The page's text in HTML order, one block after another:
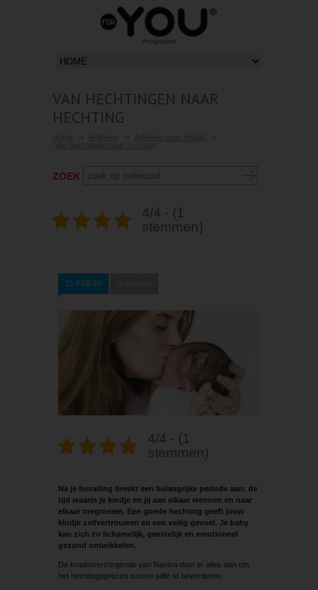
VAN HECHTINGEN NAAR
HECHTING
ZOEK
4/4 - (1
stemmen)
21 FEB 20
4/4 - (1
stemmen)
Na je bevalling breekt een belangrijke periode aan: de
tijd waarin je kindje en jij aan elkaar wennen en naar
elkaar toegroeien. Een goede hechting geeft jouw
kindje zelfvertrouwen en een veilig gevoel. Je baby
kan zich zo lichamelijk, geestelijk en emotioneel
gezond ontwikkelen.
De kraamverzorgende van Naviva doet er alles aan om
het hechtingsproces tussen jullie te bevorderen.